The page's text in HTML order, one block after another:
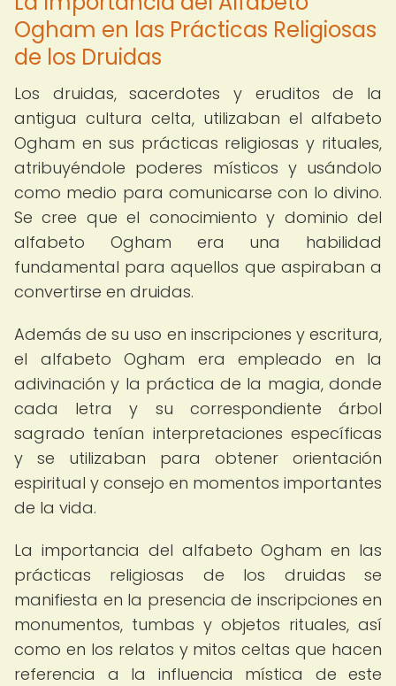
Ogham en las Prácticas Religiosas
de los Druidas
Los druidas, sacerdotes y eruditos de la
antigua cultura celta, utilizaban el alfabeto
Ogham en sus prácticas religiosas y rituales,
atribuyéndole poderes místicos y usándolo
como medio para comunicarse con lo divino.
Se cree que el conocimiento y dominio del
alfabeto Ogham era una habilidad
fundamental para aquellos que aspiraban a
convertirse en druidas.
Además de su uso en inscripciones y escritura,
el alfabeto Ogham era empleado en la
adivinación y la práctica de la magia, donde
cada letra y su correspondiente árbol
sagrado tenían interpretaciones específicas
y se utilizaban para obtener orientación
espiritual y consejo en momentos importantes
de la vida.
La importancia del alfabeto Ogham en las
prácticas religiosas de los druidas se
manifiesta en la presencia de inscripciones en
monumentos, tumbas y objetos rituales, así
como en los relatos y mitos celtas que hacen
referencia a la influencia mística de este